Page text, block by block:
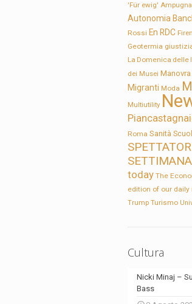
'Für ewig'
Autonomia
Rossi En RDC
Geotermia
La Domenica delle
dei Musei Manovra
Migranti Moda
Multiutility
Roma Sanità
SETTIMANA
today The
edition of our
Trump Turismo
Cultura
Nicki Minaj –
Bass